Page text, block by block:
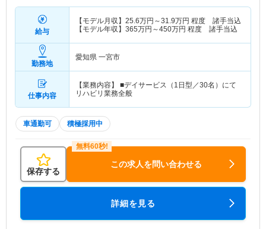
給与
【モデル月収】 25.6万円～31.9万円 程度 諸手当込
【モデル年収】 365万円～450万円 程度 諸手当込
勤務地
愛知県 一宮市
仕事内容
【業務内容】 ■デイサービス（1日型／30名）にて
リハビリ業務全般
車通勤可 積極採用中
保存する
この求人を問い合わせる
詳細を見る